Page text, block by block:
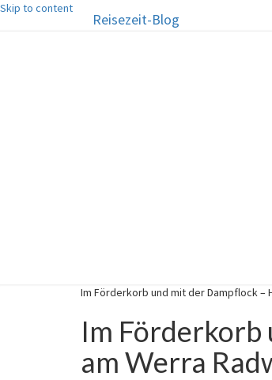
Skip to content
Reisezeit-Blog
Im Förderkorb und mit der Dampflock –
Im
am Werra